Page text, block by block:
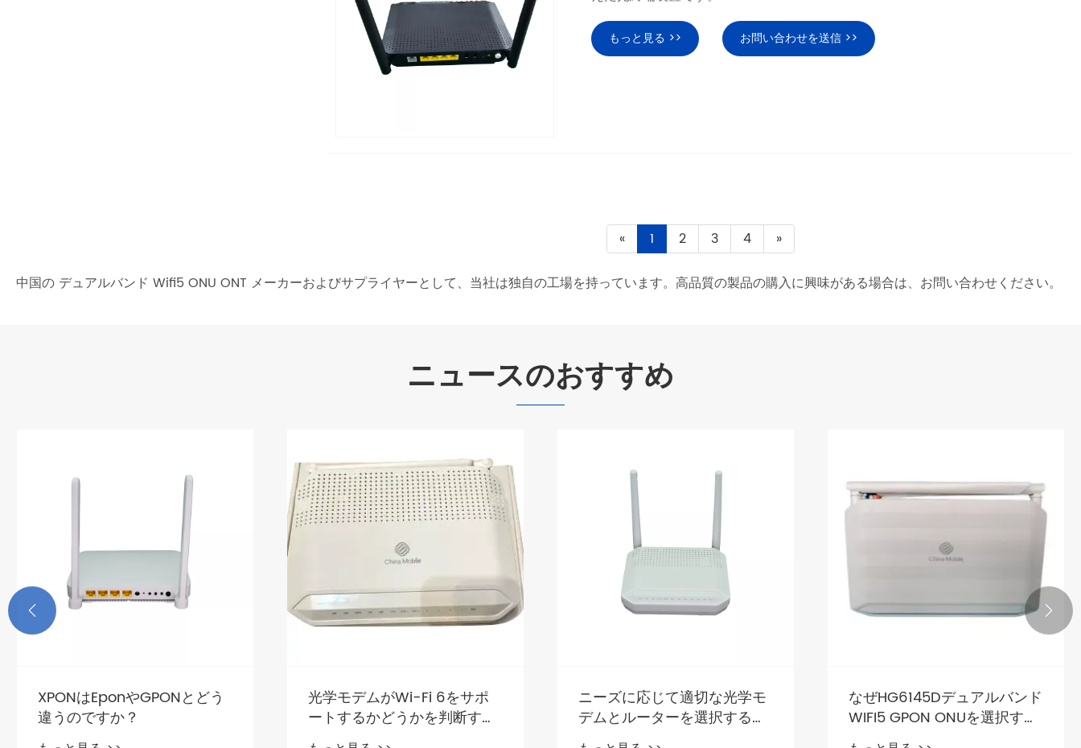
もっと見る >> お問い合わせを送信 >>
« 1 2 3 4 »
中国の デュアルバンド Wifi5 ONU ONT メーカーおよびサプライヤーとして、当社は独自の工場を持っています。高品質の製品の購入に興味がある場合は、お問い合わせください。
ニュースのおすすめ
XPONはEponやGPONとどう
違うのですか？
光学モデムがWi-Fi 6をサポ
ートするかどうかを判断する
方法は？
ニーズに応じて適切な光学モ
デムとルーターを選択する方
法は？
なぜHG6145Dデュアルバンド
WIFI5 GPON ONUを選択する
のですか？
 